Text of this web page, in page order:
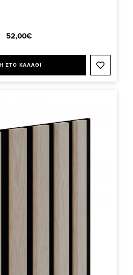
52,00€
ΣΤΟ ΚΑΛΑΘΙ